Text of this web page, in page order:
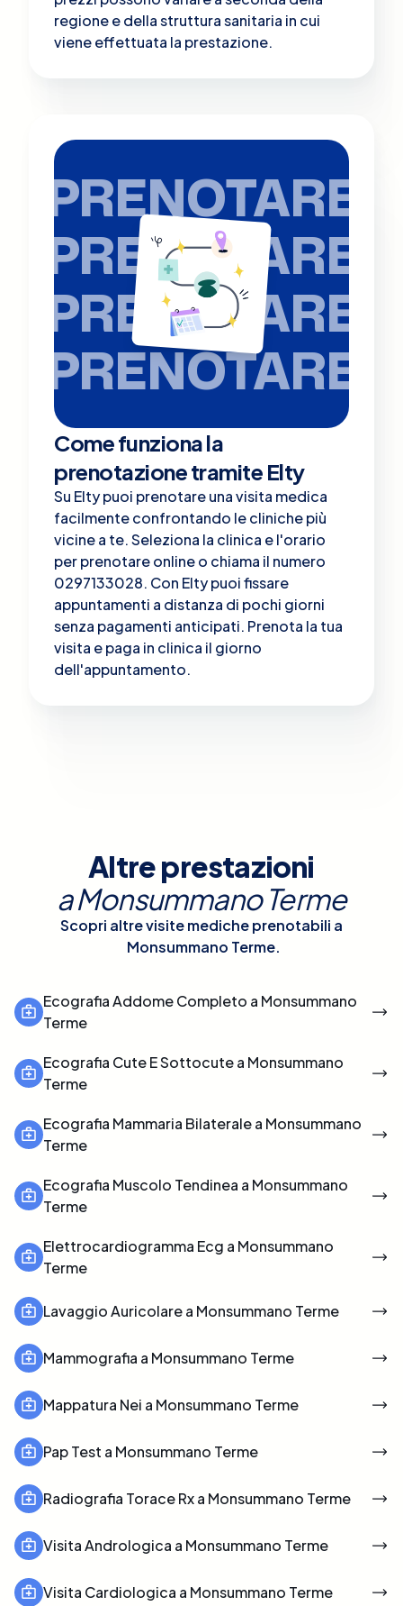
regione e della struttura sanitaria in cui
viene effettuata la prestazione.
PRENOTARE
PRENOTARE
PRENOTARE
PRENOTARE
Come funziona la
prenotazione tramite Elty
Su Elty puoi prenotare una visita medica
facilmente confrontando le cliniche più
vicine a te. Seleziona la clinica e l'orario
per prenotare online o chiama il numero
0297133028. Con Elty puoi fissare
appuntamenti a distanza di pochi giorni
senza pagamenti anticipati. Prenota la tua
visita e paga in clinica il giorno
dell'appuntamento.
Altre prestazioni
aMonsummano Terme
Scopri altre visite mediche prenotabili a
Monsummano Terme.
Ecografia Addome Completo a Monsummano
Terme
Ecografia Cute E Sottocute a Monsummano
Terme
Ecografia Mammaria Bilaterale a Monsummano
Terme
Ecografia Muscolo Tendinea a Monsummano
Terme
Elettrocardiogramma Ecg a Monsummano
Terme
Lavaggio Auricolare a Monsummano Terme
Mammografia a Monsummano Terme
Mappatura Nei a Monsummano Terme
Pap Test a Monsummano Terme
Radiografia Torace Rx a Monsummano Terme
Visita Andrologica a Monsummano Terme
Visita Cardiologica a Monsummano Terme